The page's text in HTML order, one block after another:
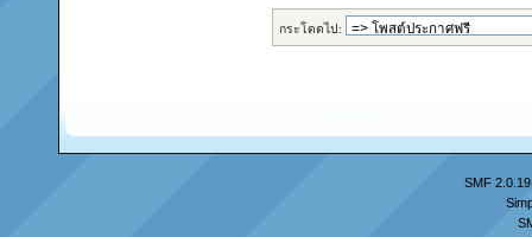
กระโดดไป:
SMF 2.0.19